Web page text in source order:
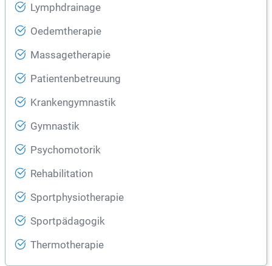
Lymphdrainage
Oedemtherapie
Massagetherapie
Patientenbetreuung
Krankengymnastik
Gymnastik
Psychomotorik
Rehabilitation
Sportphysiotherapie
Sportpädagogik
Thermotherapie